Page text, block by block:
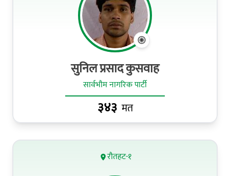
सुनिल प्रसाद कुसवाह
सार्वभौम नागरिक पार्टी
३४३ मत
रौतहट-१